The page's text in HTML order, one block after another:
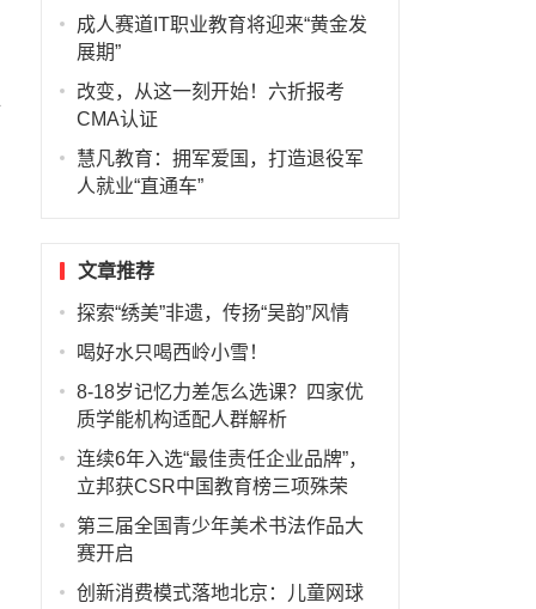
成人赛道IT职业教育将迎来“黄金发
展期”
改变，从这一刻开始！六折报考
CMA认证
慧凡教育：拥军爱国，打造退役军
人就业“直通车”
文章推荐
探索“绣美”非遗，传扬“吴韵”风情
喝好水只喝西岭小雪！
8-18岁记忆力差怎么选课？四家优
质学能机构适配人群解析
连续6年入选“最佳责任企业品牌”，
立邦获CSR中国教育榜三项殊荣
第三届全国青少年美术书法作品大
赛开启
创新消费模式落地北京：儿童网球